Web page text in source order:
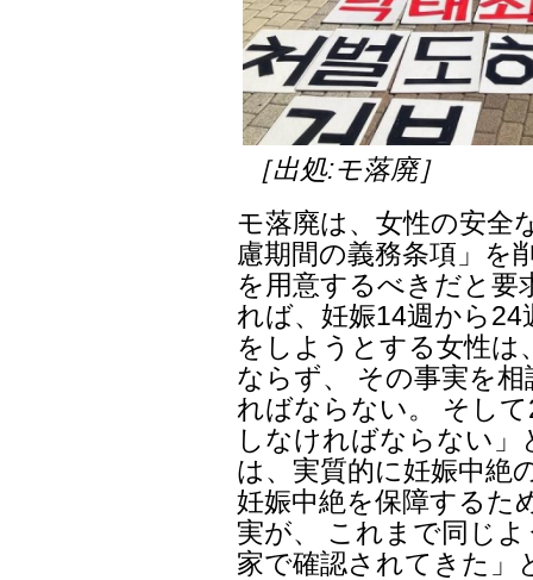
［出処:モ落廃］
モ落廃は、女性の安全
慮期間の義務条項」を
を用意するべきだと要
れば、妊娠14週から
をしようとする女性は
ならず、 その事実を
ればならない。 そし
しなければならない」
は、実質的に妊娠中絶
妊娠中絶を保障するた
実が、 これまで同じ
家で確認されてきた」